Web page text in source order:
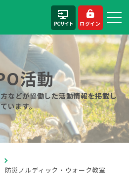
PCサイト ログイン
活動
などが協働した活動情報を掲載し
ています。
災ノルディック・ウォーク教室